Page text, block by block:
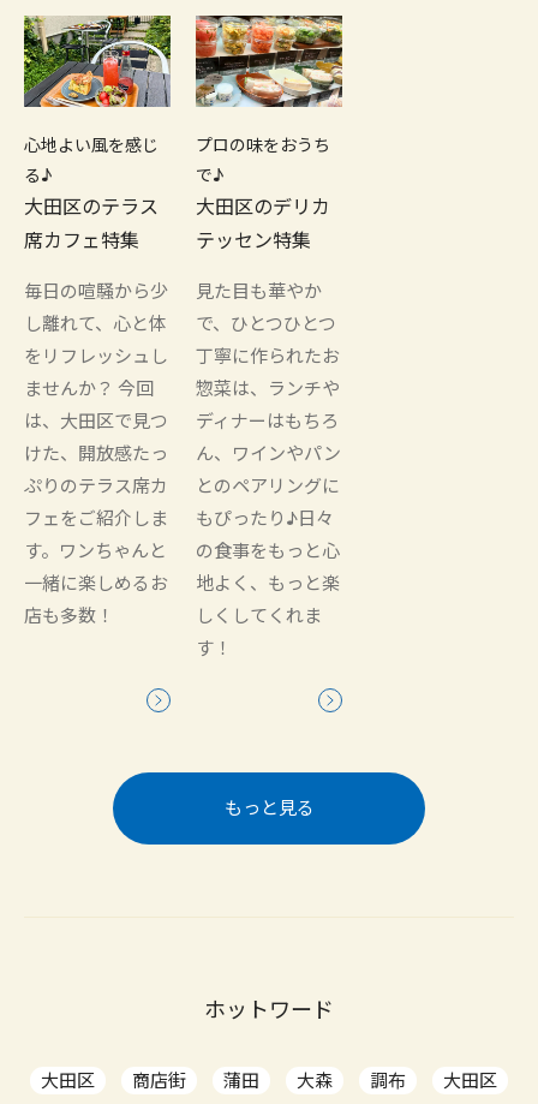
心地よい風を感じ
る♪
大田区のテラス
席カフェ特集
毎日の喧騒から少
し離れて、心と体
をリフレッシュし
ませんか？ 今回
は、大田区で見つ
けた、開放感たっ
ぷりのテラス席カ
フェをご紹介しま
す。ワンちゃんと
一緒に楽しめるお
店も多数！
プロの味をおうち
で♪
大田区のデリカ
テッセン特集
見た目も華やか
で、ひとつひとつ
丁寧に作られたお
惣菜は、ランチや
ディナーはもちろ
ん、ワインやパン
とのペアリングに
もぴったり♪日々
の食事をもっと心
地よく、もっと楽
しくしてくれま
す！
もっと見る
ホットワード
大田区 商店街 蒲田 大森 調布
大田区